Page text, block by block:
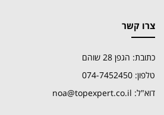
צרו קשר
כתובת: הגפן 28 שוהם
טלפון: 074-7452450
דוא"ל: noa@topexpert.co.il